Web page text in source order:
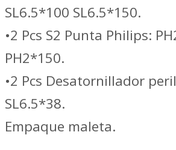
SL6.5*100 SL6.5*150.
•2 Pcs S2 Punta Philips:
PH2*150.
•2 Pcs Desatornillador
SL6.5*38.
Empaque maleta.